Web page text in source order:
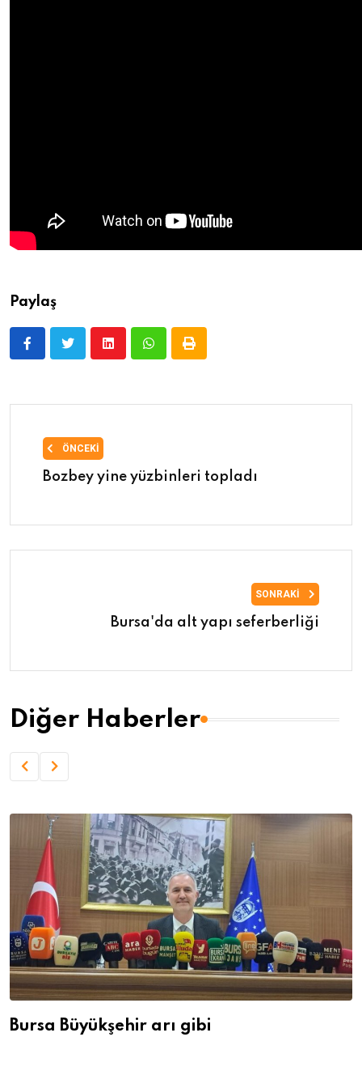
Paylaş
ÖNCEKI
Bozbey yine yüzbinleri topladı
SONRAKI
Bursa'da alt yapı seferberliği
Diğer Haberler
Bursa Büyükşehir arı gibi